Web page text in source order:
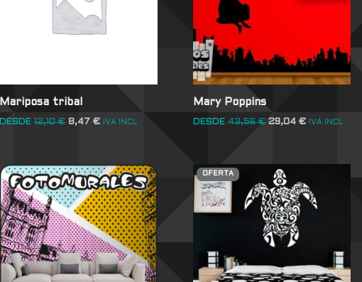
Mariposa tribal
DESDE 12,10€ 8,47 € IVA INCL
Mary Poppins
DESDE 43,56€ 29,04 € IVA INCL
OFERTA